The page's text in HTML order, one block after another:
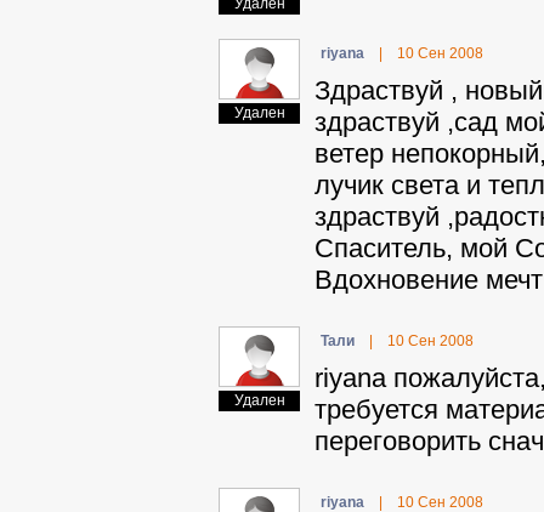
Удален
Удален
riyana 10 Сен 2008
Здраствуй ,
здраствуй ,сад
ветер
лучик света и
здраствуй
Спаситель, мой
Вдохновение
Удален
Taли 10 Сен 2008
riyana
требуется
переговорить
riyana 10 Сен 2008